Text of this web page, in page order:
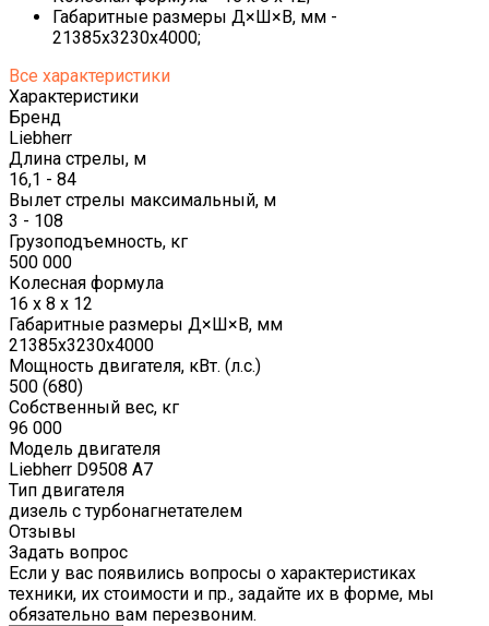
Габаритные размеры Д×Ш×В, мм -
21385x3230x4000;
Все характеристики
Характеристики
Бренд
Liebherr
Длина стрелы, м
16,1 - 84
Вылет стрелы максимальный, м
3 - 108
Грузоподъемность, кг
500 000
Колесная формула
16 x 8 x 12
Габаритные размеры Д×Ш×В, мм
21385x3230x4000
Мощность двигателя, кВт. (л.с.)
500 (680)
Собственный вес, кг
96 000
Модель двигателя
Liebherr D9508 A7
Тип двигателя
дизель с турбонагнетателем
Отзывы
Задать вопрос
Если у вас появились вопросы о характеристиках
техники, их стоимости и пр., задайте их в форме, мы
обязательно вам перезвоним.